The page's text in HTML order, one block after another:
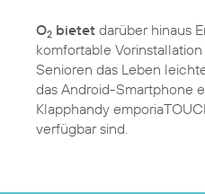
O2 bietet darüber hinaus
komfortable
Senioren das Leben
das Android-Smartphone
Klapphandy
verfügbar sind.